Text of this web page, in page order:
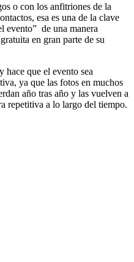
o con los anfitriones de la
esa es una de la clave
evento” de una manera
en gran parte de su
que el evento sea
ya que las fotos en muchos
año tras año y las vuelven a
repetitiva a lo largo del tiempo.